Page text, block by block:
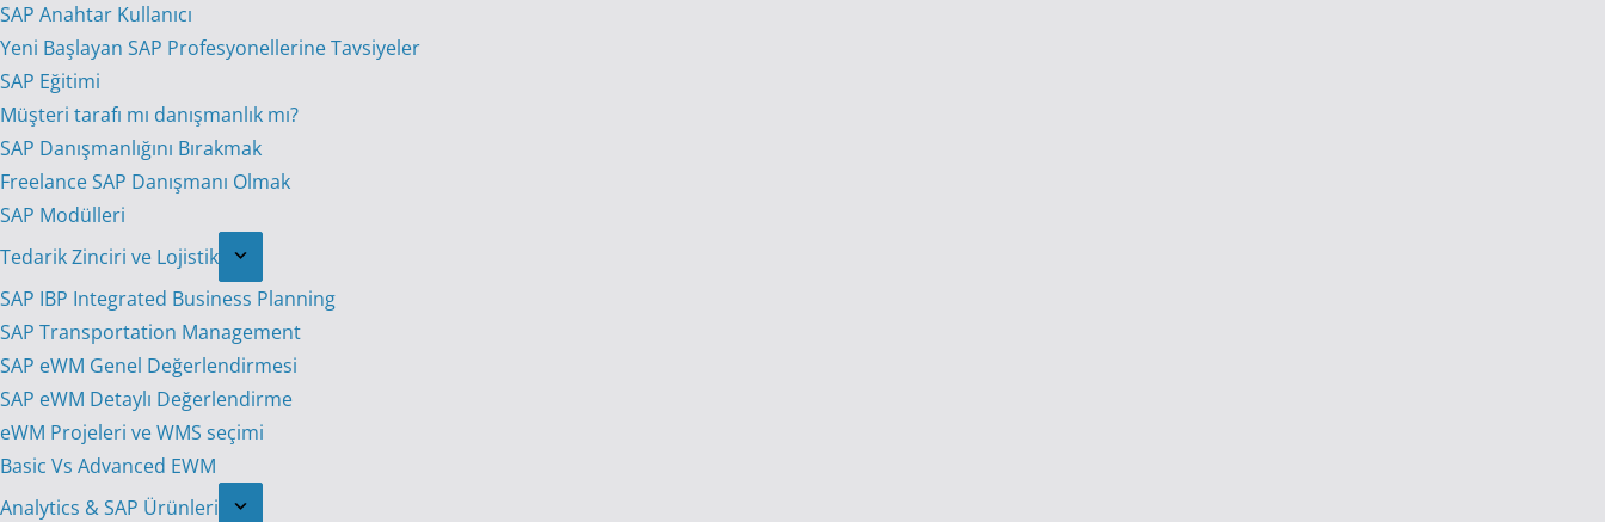
SAP Anahtar Kullanıcı
Yeni Başlayan SAP Profesyonellerine Tavsiyeler
SAP Eğitimi
Müşteri tarafı mı danışmanlık mı?
SAP Danışmanlığını Bırakmak
Freelance SAP Danışmanı Olmak
SAP Modülleri
Tedarik Zinciri ve Lojistik
SAP IBP Integrated Business Planning
SAP Transportation Management
SAP eWM Genel Değerlendirmesi
SAP eWM Detaylı Değerlendirme
eWM Projeleri ve WMS seçimi
Basic Vs Advanced EWM
Analytics & SAP Ürünleri